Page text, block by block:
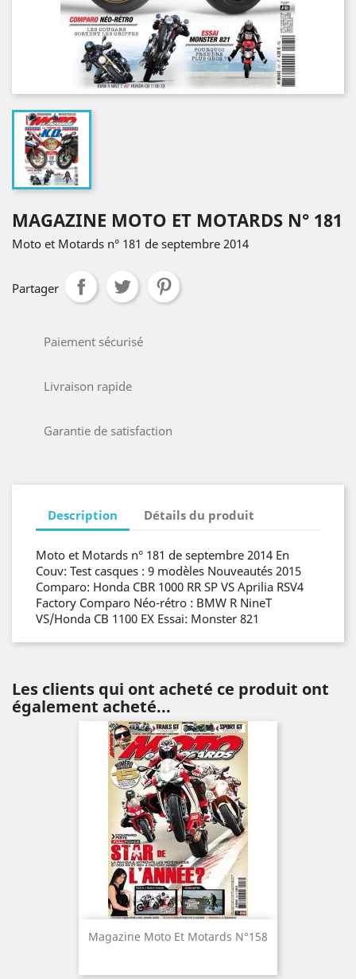
MAGAZINE MOTO ET MOTARDS N° 181
Moto et Motards n° 181 de septembre 2014
Partager
Paiement sécurisé
Livraison rapide
Garantie de satisfaction
Description Détails du produit
Moto et Motards n° 181 de septembre 2014 En
Couv: Test casques : 9 modèles Nouveautés 2015
Comparo: Honda CBR 1000 RR SP VS Aprilia RSV4
Factory Comparo Néo-rétro : BMW R NineT
VS/Honda CB 1100 EX Essai: Monster 821
Les clients qui ont acheté ce produit ont
également acheté...
Magazine Moto Et Motards N°158